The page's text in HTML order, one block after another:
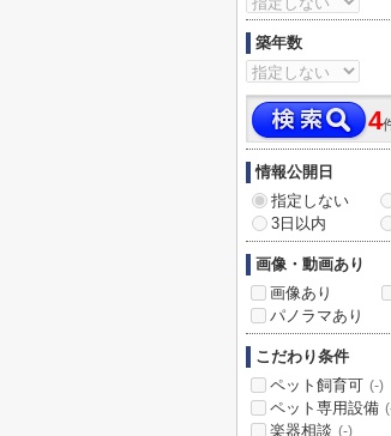
築年数
4
情報公開日
指定しない
3日以内
画像・動画あり
画像あり
パノラマあり
こだわり条件
ペット飼育可 (-)
ペット専用設備
楽器相談 (-)